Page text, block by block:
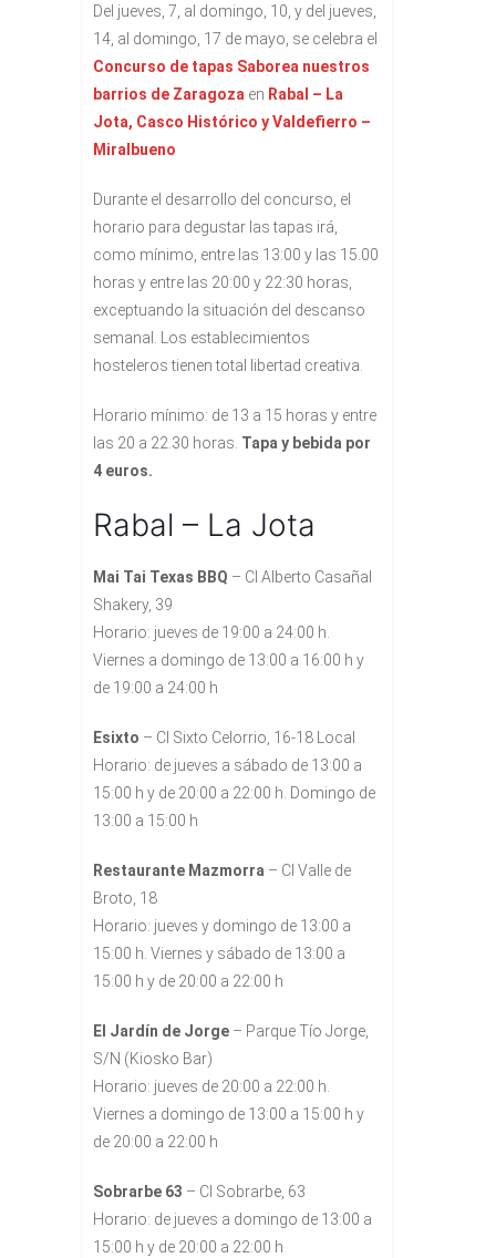
Del jueves, 7, al domingo, 10, y del jueves,
14, al domingo, 17 de mayo, se celebra el
Concurso de tapas Saborea nuestros
barrios de Zaragoza en Rabal – La
Jota, Casco Histórico y Valdefierro –
Miralbueno
Durante el desarrollo del concurso, el
horario para degustar las tapas irá,
como mínimo, entre las 13:00 y las 15.00
horas y entre las 20:00 y 22:30 horas,
exceptuando la situación del descanso
semanal. Los establecimientos
hosteleros tienen total libertad creativa.
Horario mínimo: de 13 a 15 horas y entre
las 20 a 22.30 horas. Tapa y bebida por
4 euros.
Rabal – La Jota
Mai Tai Texas BBQ – Cl Alberto Casañal
Shakery, 39
Horario: jueves de 19:00 a 24:00 h.
Viernes a domingo de 13:00 a 16:00 h y
de 19:00 a 24:00 h
Esixto – Cl Sixto Celorrio, 16-18 Local
Horario: de jueves a sábado de 13:00 a
15:00 h y de 20:00 a 22:00 h. Domingo de
13:00 a 15:00 h
Restaurante Mazmorra – Cl Valle de
Broto, 18
Horario: jueves y domingo de 13:00 a
15:00 h. Viernes y sábado de 13:00 a
15:00 h y de 20:00 a 22:00 h
El Jardín de Jorge – Parque Tío Jorge,
S/N (Kiosko Bar)
Horario: jueves de 20:00 a 22:00 h.
Viernes a domingo de 13:00 a 15:00 h y
de 20:00 a 22:00 h
Sobrarbe 63 – Cl Sobrarbe, 63
Horario: de jueves a domingo de 13:00 a
15:00 h y de 20:00 a 22:00 h